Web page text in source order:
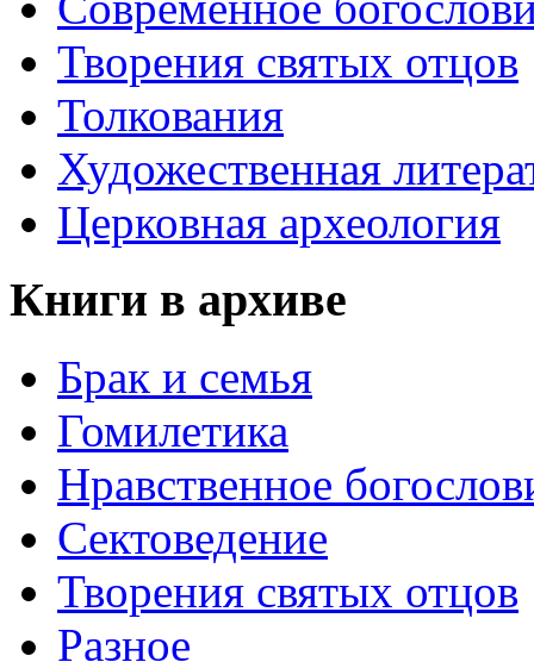
Творения святых отцов
Толкования
Художественная
Церковная археология
Книги в архиве
Брак и семья
Гомилетика
Нравственное
Сектоведение
Творения святых отцов
Разное